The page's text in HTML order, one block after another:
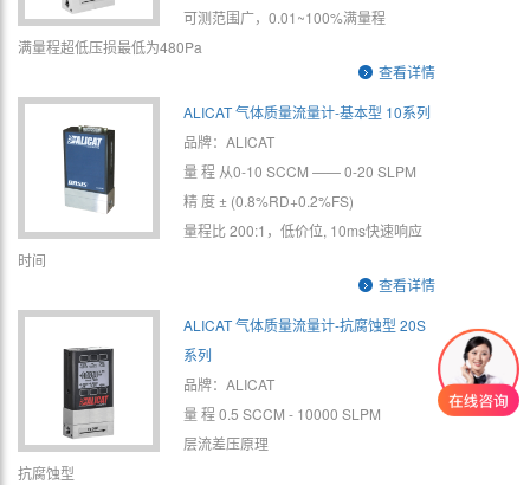
可测范围广，0.01~100%满量程
满量程超低压损最低为480Pa
查看详情
ALICAT 气体质量流量计-基本型 10系列
品牌：ALICAT
量 程 从0-10 SCCM —— 0-20 SLPM
精 度 ± (0.8%RD+0.2%FS)
量程比 200:1，低价位, 10ms快速响应
时间
查看详情
ALICAT 气体质量流量计-抗腐蚀型 20S
系列
品牌：ALICAT
量 程 0.5 SCCM - 10000 SLPM
层流差压原理
抗腐蚀型